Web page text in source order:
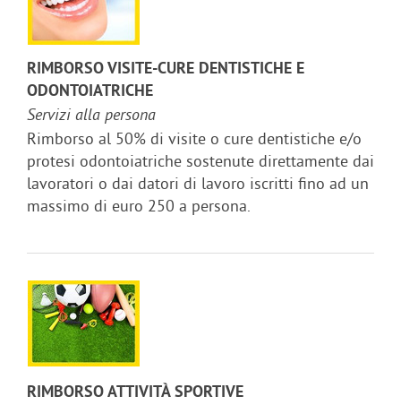
RIMBORSO VISITE-CURE DENTISTICHE E
ODONTOIATRICHE
Servizi alla persona
Rimborso al 50% di visite o cure dentistiche e/o
protesi odontoiatriche sostenute direttamente dai
lavoratori o dai datori di lavoro iscritti fino ad un
massimo di euro 250 a persona.
RIMBORSO ATTIVITÀ SPORTIVE